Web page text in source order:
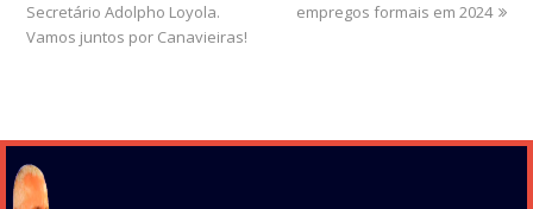
post:
Secretário Adolpho Loyola.
Vamos juntos por Canavieiras!
post:
empregos formais em 2024